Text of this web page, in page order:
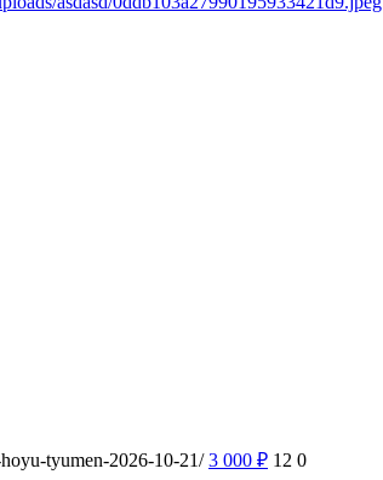
tyumen-2026-10-21/ 3 000 ₽ 12 0